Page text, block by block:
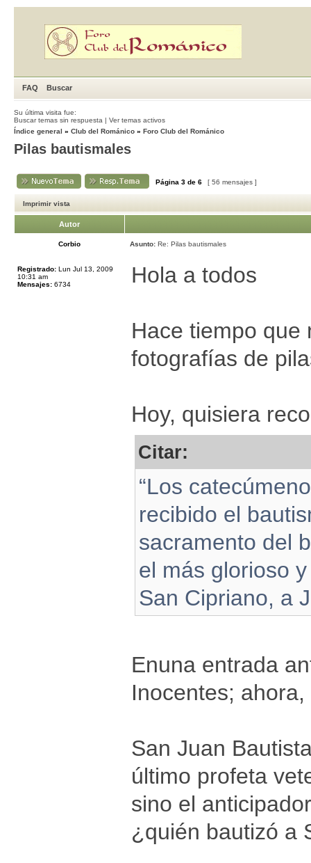
FAQ Buscar
Su última visita fue:
Buscar temas sin respuesta | Ver temas activos
Índice general » Club del Románico » Foro Club del Románico
Pilas bautismales
Página 3 de 6 [ 56 mensajes ]
Imprimir vista
Autor
Corbio Asunto: Re: Pilas bautismales
Registrado: Lun Jul 13, 2009
10:31 am
Mensajes: 6734 Hola a todos
Hace tiempo que
fotografías de
Hoy, quisiera
Citar:
“Los
recibido el
sacramento del
el más glorioso
San Cipriano, a
Enuna entrada
Inocentes;
San Juan
último profeta
sino el
¿quién bautizó a